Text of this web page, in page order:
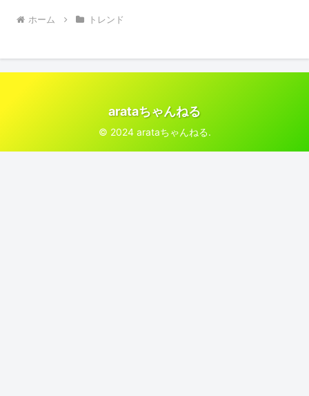
ホーム トレンド
arataちゃんねる
© 2024 arataちゃんねる.